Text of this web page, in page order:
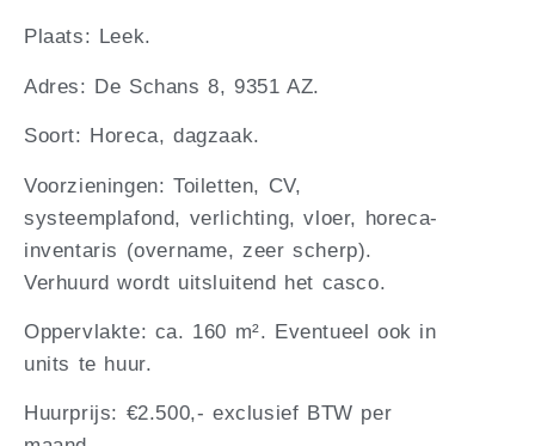
Plaats: Leek.
Adres: De Schans 8, 9351 AZ.
Soort: Horeca, dagzaak.
Voorzieningen: Toiletten, CV,
systeemplafond, verlichting, vloer, horeca-
inventaris (overname, zeer scherp).
Verhuurd wordt uitsluitend het casco.
Oppervlakte: ca. 160 m². Eventueel ook in
units te huur.
Huurprijs: €2.500,- exclusief BTW per